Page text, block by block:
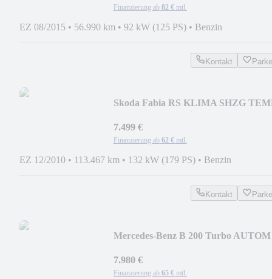
Finanzierung ab 82 € mtl.
EZ 08/2015 • 56.990 km • 92 kW (125 PS) • Benzin
Kontakt
Skoda Fabia RS KLIMA SHZG
7.499 €
Finanzierung ab 62 € mtl.
EZ 12/2010 • 113.467 km • 132 kW (179 PS) • Benzin
Kontakt
Mercedes-Benz B 200 Turbo AUTOM
XENON
7.980 €
Finanzierung ab 65 € mtl.